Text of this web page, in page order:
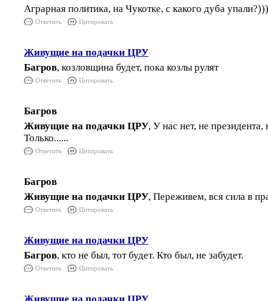
Аграрная политика, на Чукотке, с какого дуба
Ответить Цитировать
Живущие на подачки ЦРУ
Багров, козловщина будет, пока козлы рулят
Ответить Цитировать
Багров
Живущие на подачки ЦРУ, У нас нет, не президента,
Только......
Ответить Цитировать
Багров
Живущие на подачки ЦРУ, Переживем, вся сила в
Ответить Цитировать
Живущие на подачки ЦРУ
Багров, кто не был, тот будет. Кто был, не забудет.
Ответить Цитировать